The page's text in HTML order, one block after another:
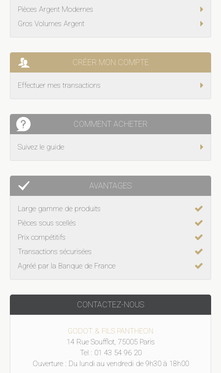
Pièces Argent Modernes
Gros Volumes Argent
CRÉER MON COMPTE
Effectuer mes transactions
COMMENT ACHETER
Suivez le guide
AVANTAGES
Large gamme de produits
Pièces sous scellés
Prix compétitifs
Transactions sécurisées
Agréé par la Banque de France
CONTACTEZ-NOUS
GODOT & FILS PANTHEON
14 Rue Soufflot, 75005 Paris
Tel : 01 43 54 96 20
Ouverture : Du lundi au vendredi de 9h30 à 18h00